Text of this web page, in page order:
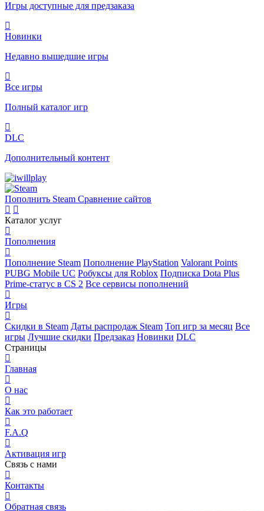
Игры доступные для предзаказа
Новинки
Недавно вышедшие игры
Все игры
Полный каталог игр
DLC
Дополнительный контент
Пополнить Steam Сравнение сайтов
Каталог услуг
Пополнения
Пополнение Steam Пополнение PlayStation Valorant Points
PUBG Mobile UC Робуксы для Roblox Подписка Dota Plus
Prime-статус в CS 2 Все сервисы пополнений
Игры
Скидки в Steam Даты распродаж Steam Топ игр за месяц Все
игры Лучшие скидки Предзаказ Новинки DLC
Страницы
Главная
О нас
Как это работает
F.A.Q
Активация игр
Связь с нами
Контакты
Обратная связь